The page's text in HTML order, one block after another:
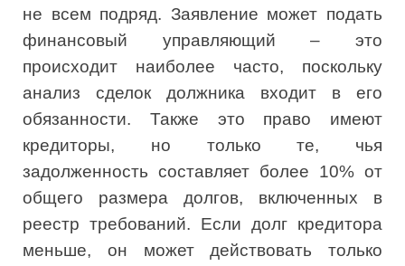
не всем подряд. Заявление может подать
финансовый управляющий – это
происходит наиболее часто, поскольку
анализ сделок должника входит в его
обязанности. Также это право имеют
кредиторы, но только те, чья
задолженность составляет более 10% от
общего размера долгов, включенных в
реестр требований. Если долг кредитора
меньше, он может действовать только